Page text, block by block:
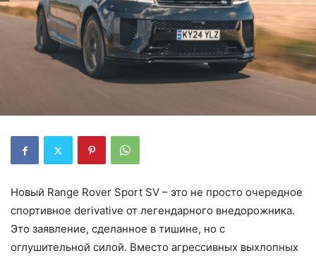
Новый Range Rover Sport SV – это не просто очередное
спортивное derivative от легендарного внедорожника.
Это заявление, сделанное в тишине, но с
оглушительной силой. Вместо агрессивных выхлопных